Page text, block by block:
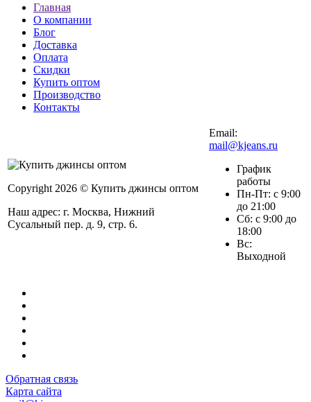
Главная
О компании
Блог
Доставка
Оплата
Скидки
Купить оптом
Производство
Контакты
Copyright 2026 © Купить джинсы оптом
Наш адрес: г. Москва, Нижний
Сусальный пер. д. 9, стр. 6.
Email:
mail@kjeans.ru
График
работы
Пн-Пт: с 9:00
до 21:00
Сб: с 9:00 до
18:00
Вс:
Выходной
Обратная связь
Карта сайта